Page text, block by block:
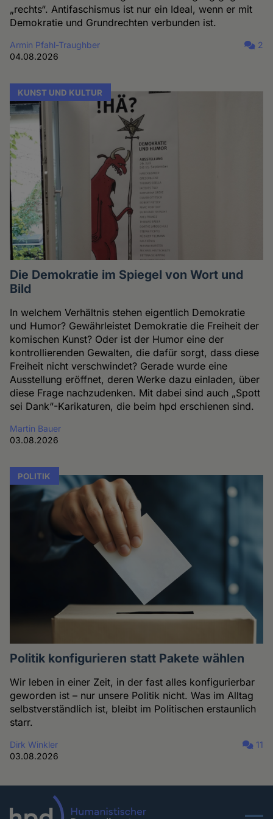
„rechts“. Antifaschismus ist nur ein Ideal, wenn er mit
Demokratie und Grundrechten verbunden ist.
Armin Pfahl-Traughber
04.08.2026
2
KUNST UND KULTUR
Die Demokratie im Spiegel von Wort und
Bild
In welchem Verhältnis stehen eigentlich Demokratie
und Humor? Gewährleistet Demokratie die Freiheit der
komischen Kunst? Oder ist der Humor eine der
kontrollierenden Gewalten, die dafür sorgt, dass diese
Freiheit nicht verschwindet? Gerade wurde eine
Ausstellung eröffnet, deren Werke dazu einladen, über
diese Frage nachzudenken. Mit dabei sind auch „Spott
sei Dank“-Karikaturen, die beim hpd erschienen sind.
Martin Bauer
03.08.2026
POLITIK
Politik konfigurieren statt Pakete wählen
Wir leben in einer Zeit, in der fast alles konfigurierbar
geworden ist – nur unsere Politik nicht. Was im Alltag
selbstverständlich ist, bleibt im Politischen erstaunlich
starr.
Dirk Winkler
03.08.2026
11